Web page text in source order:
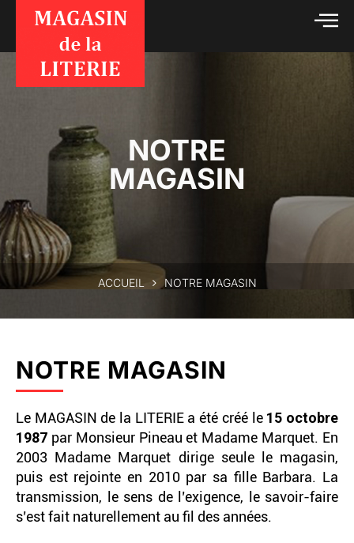
NOTRE
MAGASIN
ACCUEIL NOTRE MAGASIN
NOTRE MAGASIN
Le MAGASIN de la LITERIE a été créé le 15 octobre
1987 par Monsieur Pineau et Madame Marquet. En
2003 Madame Marquet dirige seule le magasin,
puis est rejointe en 2010 par sa fille Barbara. La
transmission, le sens de l’exigence, le savoir-faire
s’est fait naturellement au fil des années.